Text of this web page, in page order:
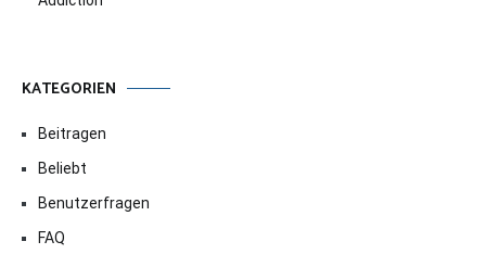
KATEGORIEN
Beitragen
Beliebt
Benutzerfragen
FAQ